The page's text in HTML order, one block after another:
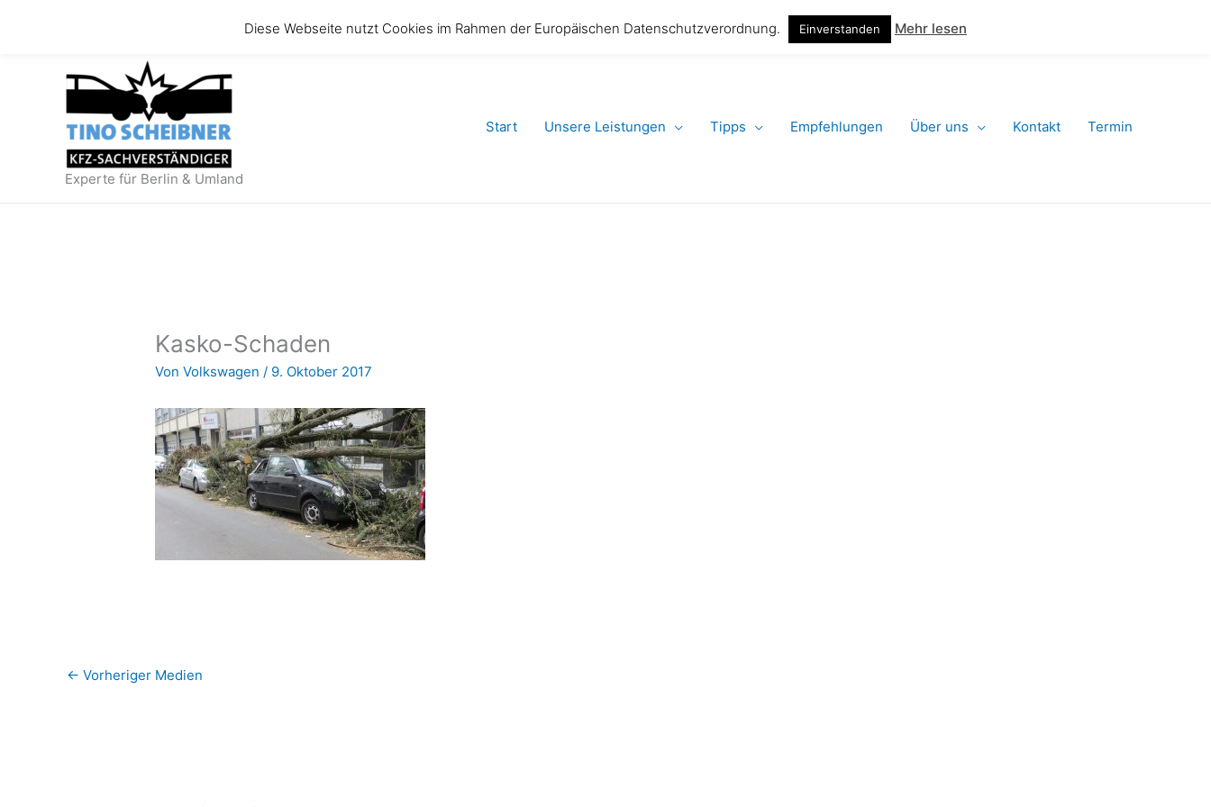
Tel. 030 91565124 – jetzt anrufen! Termin machen online
Experte für Berlin & Umland
Start Unsere Leistungen Tipps Empfehlungen Über uns Kontakt Termin
Kasko-Schaden
VonVolkswagen/ 9. Oktober 2017
← Vorheriger Medien
Diese Webseite nutzt Cookies im Rahmen der Europäischen Datenschutzverordnung. Einverstanden Mehr lesen